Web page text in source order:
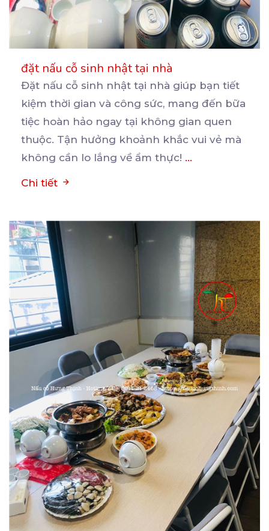
đặt nấu cỗ sinh nhật tại nhà
Đặt nấu cỗ sinh nhật tại nhà giúp bạn tiết
kiệm thời gian và công sức, mang đến bữa
tiệc hoàn hảo ngay tại không gian quen
thuộc. Tận hưởng khoảnh khắc vui vẻ mà
không cần lo lắng về ẩm thực! ...
Chi tiết